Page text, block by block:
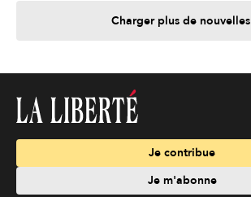
Charger plus de nouvelles
Je contribue
Je m'abonne